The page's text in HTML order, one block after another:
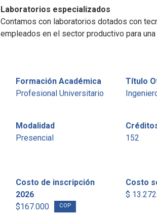
Laboratorios especializados
Contamos con laboratorios dotados con
empleados en el sector productivo para
Formación Académica
Profesional Universitario
Título
Modalidad
Presencial
152
Costo de inscripción
2026
$167.000
COP
Costo
$